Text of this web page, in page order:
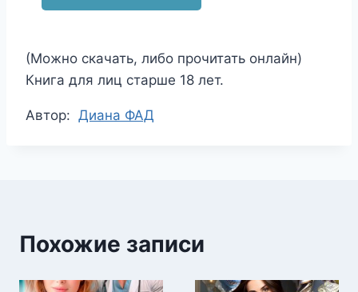
(Можно скачать, либо прочитать онлайн)
Книга для лиц старше 18 лет.
Метки
Автор: Диана ФАД
Похожие записи